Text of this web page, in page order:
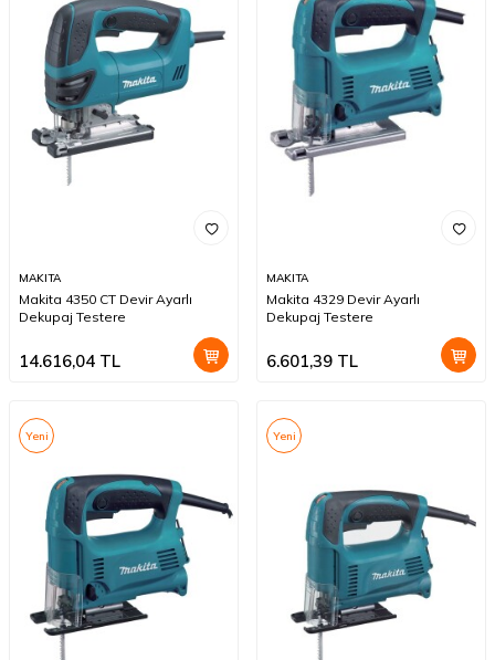
MAKITA
Makita 4350 CT Devir Ayarlı
Dekupaj Testere
14.616,04 TL
MAKITA
Makita 4329 Devir Ayarlı
Dekupaj Testere
6.601,39 TL
Yeni Yeni